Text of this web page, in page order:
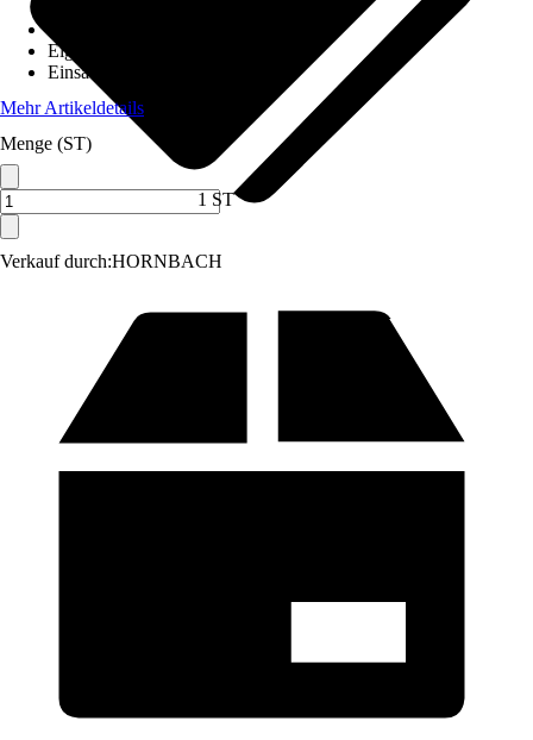
Verkauf durch:HORNBACH
Eigenschaft
Einsatzbereich
Mehr Artikeldetails
Menge (ST)
1 ST